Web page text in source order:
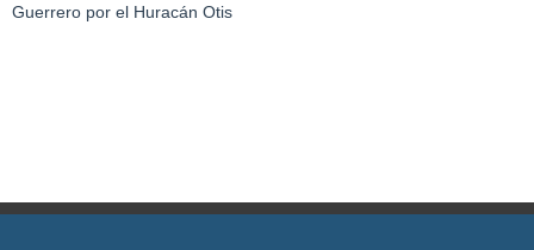
Guerrero por el Huracán Otis